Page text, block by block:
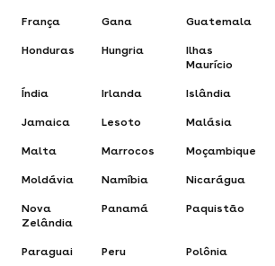
França Gana Guatemala
Honduras Hungria
Ilhas
Maurício
Índia Irlanda Islândia
Jamaica Lesoto Malásia
Malta Marrocos Moçambique
Moldávia Namíbia Nicarágua
Nova
Zelândia
Panamá Paquistão
Paraguai Peru Polônia